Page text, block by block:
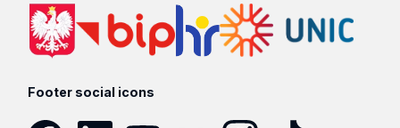
Footer social icons